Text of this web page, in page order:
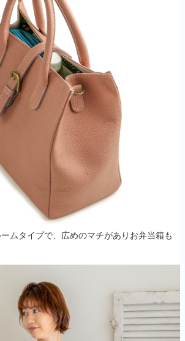
ムタイプで、広めのマチがありお弁当箱も